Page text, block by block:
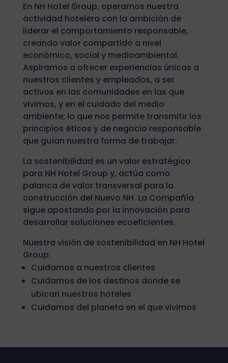
En NH Hotel Group, operamos nuestra
actividad hotelera con la ambición de
liderar el comportamiento responsable,
creando valor compartido a nivel
económico, social y medioambiental.
Aspiramos a ofrecer experiencias únicas a
nuestros clientes y empleados, a ser
activos en las comunidades en las que
vivimos, y en el cuidado del medio
ambiente; lo que nos permite transmitir los
principios éticos y de negocio responsable
que guían nuestra forma de trabajar.
La sostenibilidad es un valor estratégico
para NH Hotel Group y, actúa como
palanca de valor transversal para la
construcción del Nuevo NH. La Compañía
sigue apostando por la innovación para
desarrollar soluciones ecoeficientes.
Nuestra visión de sostenibilidad en NH Hotel
Group:
Cuidamos a nuestros clientes
Cuidamos de los destinos donde se
ubican nuestros hoteles
Cuidamos del planeta en el que vivimos